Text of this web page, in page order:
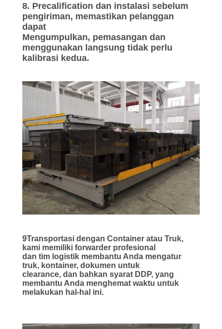
8. Precalification dan instalasi sebelum
pengiriman, memastikan pelanggan
dapat
Mengumpulkan, pemasangan dan
menggunakan langsung tidak perlu
kalibrasi kedua.
9Transportasi dengan Container atau Truk,
kami memiliki forwarder profesional
dan tim logistik membantu Anda mengatur
truk, kontainer, dokumen untuk
clearance, dan bahkan syarat DDP, yang
membantu Anda menghemat waktu untuk
melakukan hal-hal ini.